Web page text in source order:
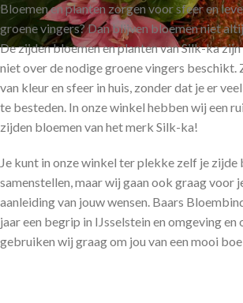
Bloemen en planten zorgen voor sfeer en
groene vingers? Dan blijven bloemen niet
De zijden bloemen en planten van Silk-ka
niet over de nodige groene vingers beschikt.
van kleur en sfeer in huis, zonder dat je er
te besteden. In onze winkel hebben wij een
zijden bloemen van het merk Silk-ka!
Je kunt in onze winkel ter plekke zelf je zijde
samenstellen, maar wij gaan ook graag voor
aanleiding van jouw wensen. Baars
jaar een begrip in IJsselstein en omgeving en
gebruiken wij graag om jou van een mooi